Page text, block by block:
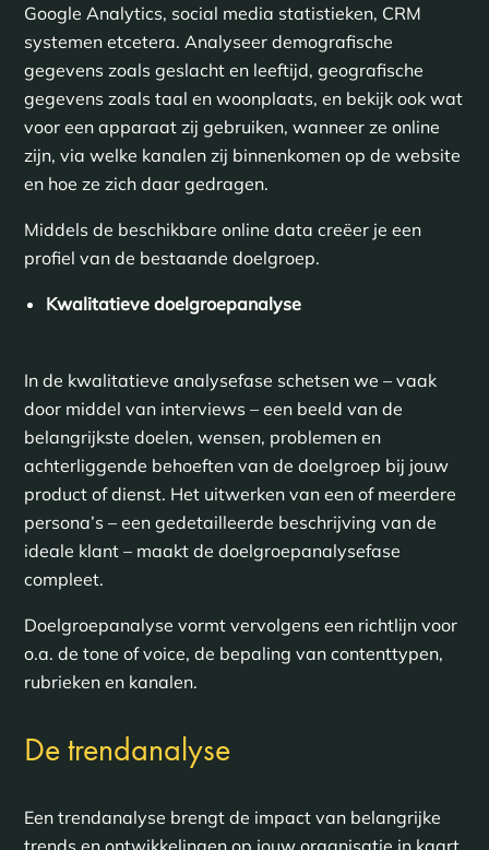
Google Analytics, social media statistieken, CRM
systemen etcetera. Analyseer demografische
gegevens zoals geslacht en leeftijd, geografische
gegevens zoals taal en woonplaats, en bekijk ook wat
voor een apparaat zij gebruiken, wanneer ze online
zijn, via welke kanalen zij binnenkomen op de website
en hoe ze zich daar gedragen.
Middels de beschikbare online data creëer je een
profiel van de bestaande doelgroep.
Kwalitatieve doelgroepanalyse
In de kwalitatieve analysefase schetsen we – vaak
door middel van interviews – een beeld van de
belangrijkste doelen, wensen, problemen en
achterliggende behoeften van de doelgroep bij jouw
product of dienst. Het uitwerken van een of meerdere
persona’s – een gedetailleerde beschrijving van de
ideale klant – maakt de doelgroepanalysefase
compleet.
Doelgroepanalyse vormt vervolgens een richtlijn voor
o.a. de tone of voice, de bepaling van contenttypen,
rubrieken en kanalen.
De trendanalyse
Een trendanalyse brengt de impact van belangrijke
trends en ontwikkelingen op jouw organisatie in kaart.